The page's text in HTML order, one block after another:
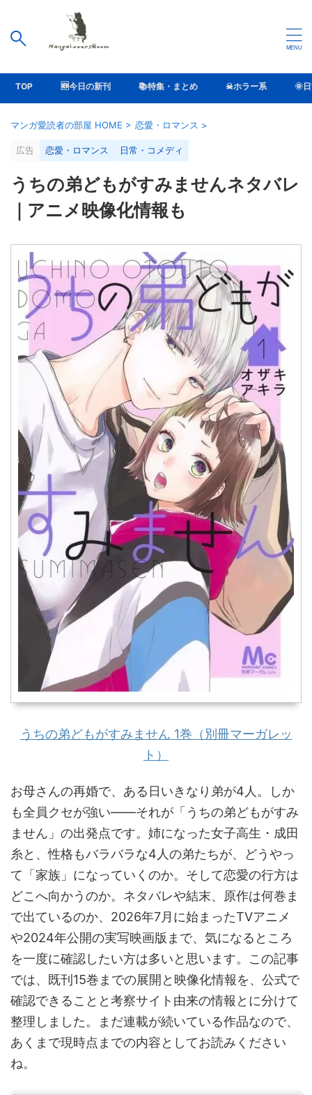
TOP 🆕今日の新刊 📚特集・まとめ ☠ホラー系 🌞
マンガ愛読者の部屋 HOME > 恋愛・ロマンス >
広告 恋愛・ロマンス 日常・コメディ
うちの弟どもがすみませんネタバレ
｜アニメ映像化情報も
うちの弟どもがすみません 1巻（別冊マーガレッ
ト）
お母さんの再婚で、ある日いきなり弟が4人。しか
も全員クセが強い――それが「うちの弟どもがすみ
ません」の出発点です。姉になった女子高生・成田
糸と、性格もバラバラな4人の弟たちが、どうやっ
て「家族」になっていくのか。そして恋愛の行方は
どこへ向かうのか。ネタバレや結末、原作は何巻ま
で出ているのか、2026年7月に始まったTVアニメ
や2024年公開の実写映画版まで、気になるところ
を一度に確認したい方は多いと思います。この記事
では、既刊15巻までの展開と映像化情報を、公式で
確認できることと考察サイト由来の情報とに分けて
整理しました。まだ連載が続いている作品なので、
あくまで現時点までの内容としてお読みください
ね。